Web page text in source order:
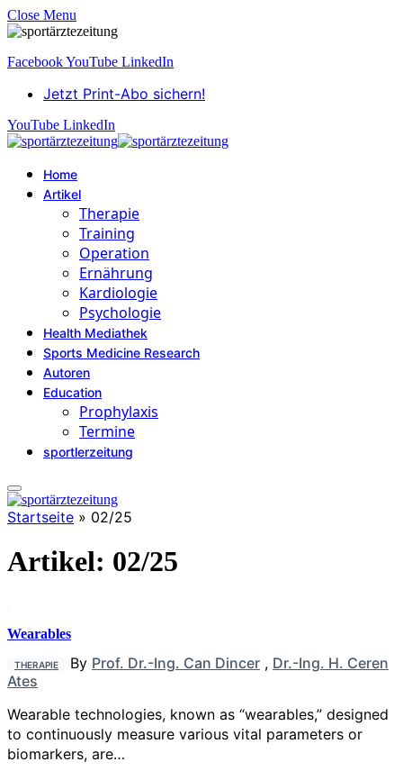
Close Menu
FacebookYouTube LinkedIn
Jetzt Print-Abo sichern!
YouTube LinkedIn
Home
Artikel
Therapie
Training
Operation
Ernährung
Kardiologie
Psychologie
Health Mediathek
Sports Medicine Research
Autoren
Education
Prophylaxis
Termine
sportlerzeitung
Startseite » 02/25
Artikel: 02/25
Wearables
THERAPIE By Prof. Dr.-Ing. Can Dincer , Dr.-Ing. H. Ceren
Ates
Wearable technologies, known as “wearables,” designed
to continuously measure various vital parameters or
biomarkers, are…